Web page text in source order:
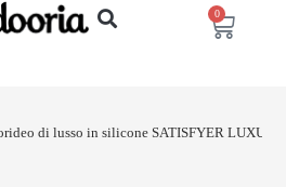
0
di lusso in silicone SATISFYER LUXURY